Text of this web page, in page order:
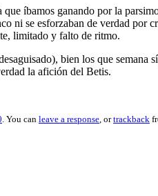
íbamos ganando por la
ni se esforzaban de verdad por
limitado y falto de ritmo.
bien los que semana
la afición del Betis.
. You can leave a response , ortrackback